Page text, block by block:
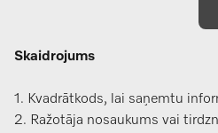
Skaidrojums
1. Kvadrātkods, lai saņemtu
2. Ražotāja nosaukums vai